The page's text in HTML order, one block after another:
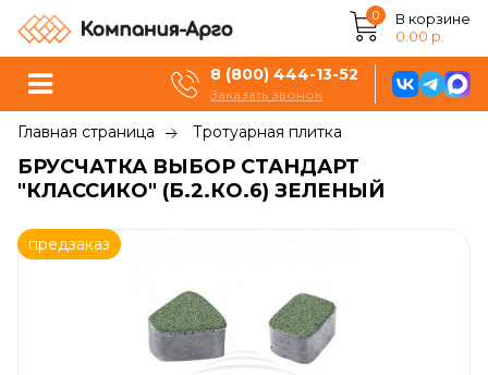
0
В корзине
0.00 р.
8 (800) 444-13-52
Заказать звонок
Главная страница Тротуарная плитка
БРУСЧАТКА ВЫБОР СТАНДАРТ
"КЛАССИКО" (Б.2.КО.6) ЗЕЛЕНЫЙ
предзаказ